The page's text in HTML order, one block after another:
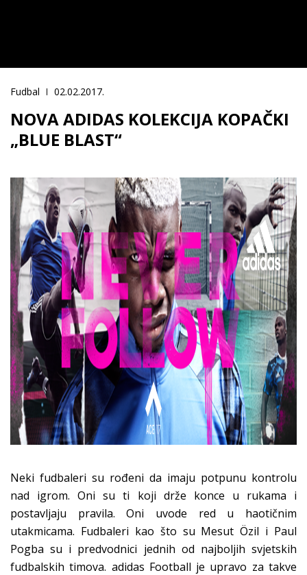
Fudbal 02.02.2017.
NOVA ADIDAS KOLEKCIJA KOPAČKI
„BLUE BLAST“
Neki fudbaleri su rođeni da imaju potpunu kontrolu
nad igrom. Oni su ti koji drže konce u rukama i
postavljaju pravila. Oni uvode red u haotičnim
utakmicama. Fudbaleri kao što su Mesut Özil i Paul
Pogba su i predvodnici jednih od najboljih svjetskih
fudbalskih timova. adidas Football je upravo za takve